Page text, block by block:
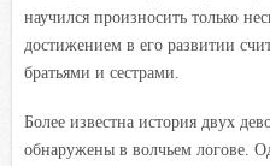
научился произносить только
достижением в его развитии
братьями и сестрами.
Более известна история двух
обнаружены в волчьем логове.